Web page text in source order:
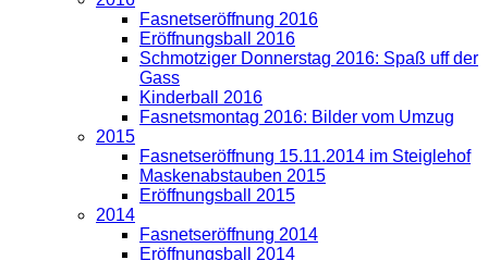
Fasnetseröffnung 2016
Eröffnungsball 2016
Schmotziger Donnerstag 2016: Spaß uff der
Gass
Kinderball 2016
Fasnetsmontag 2016: Bilder vom Umzug
2015
Fasnetseröffnung 15.11.2014 im Steiglehof
Maskenabstauben 2015
Eröffnungsball 2015
2014
Fasnetseröffnung 2014
Eröffnungsball 2014